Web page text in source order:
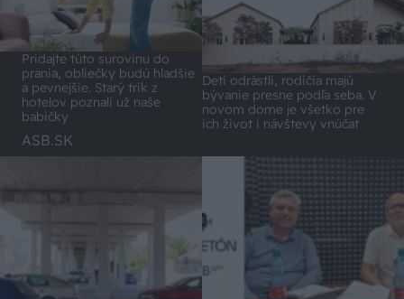
Pridajte túto surovinu do
prania, obliečky budú hladšie
a pevnejšie. Starý trik z
hotelov poznali už naše
babičky
Deti odrástli, rodičia majú
bývanie presne podľa seba. V
novom dome je všetko pre
ich život i návštevy vnúčat
ASB.SK